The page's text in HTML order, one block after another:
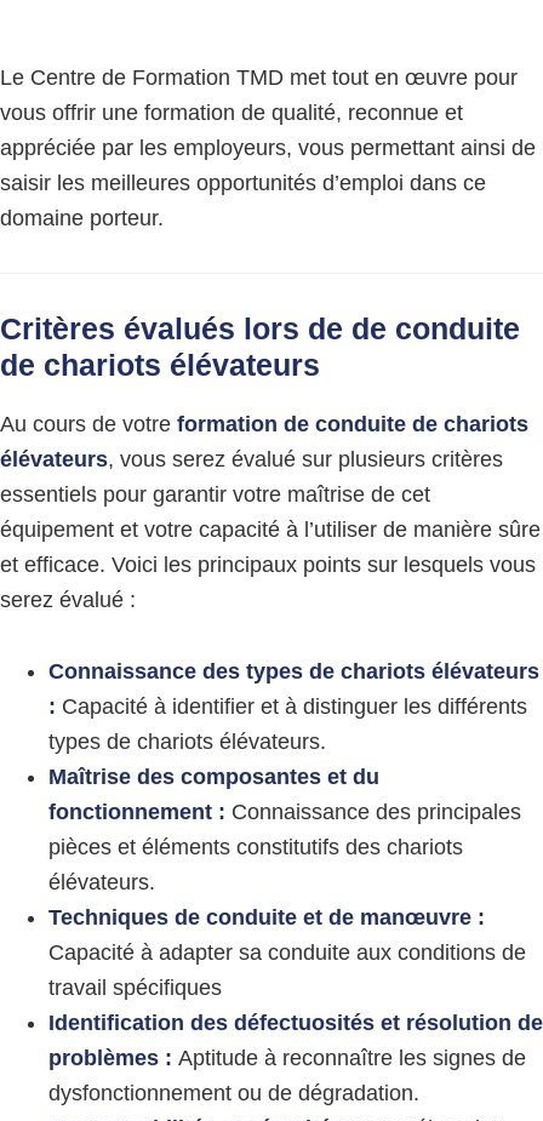
Le Centre de Formation TMD met tout en œuvre pour
vous offrir une formation de qualité, reconnue et
appréciée par les employeurs, vous permettant ainsi de
saisir les meilleures opportunités d’emploi dans ce
domaine porteur.
Critères évalués lors de de conduite
de chariots élévateurs
Au cours de votre formation de conduite de chariots
élévateurs, vous serez évalué sur plusieurs critères
essentiels pour garantir votre maîtrise de cet
équipement et votre capacité à l’utiliser de manière sûre
et efficace. Voici les principaux points sur lesquels vous
serez évalué :
Connaissance des types de chariots élévateurs
: Capacité à identifier et à distinguer les différents
types de chariots élévateurs.
Maîtrise des composantes et du
fonctionnement : Connaissance des principales
pièces et éléments constitutifs des chariots
élévateurs.
Techniques de conduite et de manœuvre :
Capacité à adapter sa conduite aux conditions de
travail spécifiques
Identification des défectuosités et résolution de
problèmes : Aptitude à reconnaître les signes de
dysfonctionnement ou de dégradation.